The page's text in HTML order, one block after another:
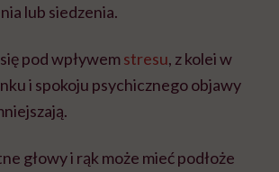
lub siedzenia.
pod wpływemstresu, z kolei w
i spokoju psychicznego objawy
głowy i rąk może mieć podłoże